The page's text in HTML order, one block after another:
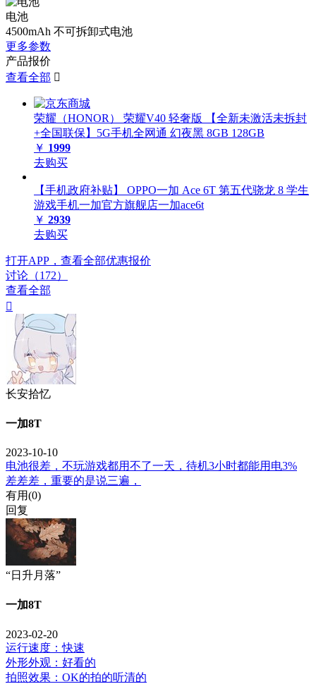
电池
4500mAh 不可拆卸式电池
更多参数
产品报价
查看全部 
荣耀（HONOR） 荣耀V40 轻奢版 【全新未激活未拆封
+全国联保】5G手机全网通 幻夜黑 8GB 128GB
￥ 1999
去购买
【手机政府补贴】 OPPO一加 Ace 6T 第五代骁龙 8 学生
游戏手机一加官方旗舰店一加ace6t
￥ 2939
去购买
打开APP，查看全部优惠报价
讨论（172）
查看全部

长安拾忆
一加8T
2023-10-10
电池很差，不玩游戏都用不了一天，待机3小时都能用电3%
差差差，重要的是说三遍，
有用(0)
回复
“日升月落”
一加8T
2023-02-20
运行速度：快速
外形外观：好看的
拍照效果：OK的拍的听清的